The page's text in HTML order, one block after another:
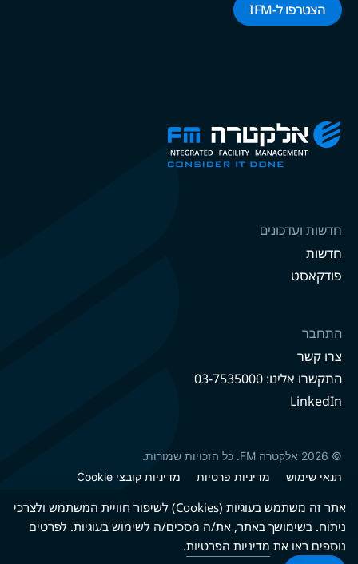
הצטרפו ל-‌‌IFM‌‌
חדשות ועדכונים
חדשות
פודקאסט
התחבר
צרו קשר
התקשרו אלינו: 03-7535000
LinkedIn
© 2026 אלקטרה FM. כל הזכויות שמורות.
תנאי שימוש
מדיניות פרטיות
מדיניות קובצי Cookie
גרסה עברית גרסה אנגלית
אתר זה משתמש בעוגיות (Cookies) לשיפור חוויית המשתמש ולצרכי
ניתוח. בשימושך באתר, את/ה מסכים/ה לשימוש בעוגיות. לפרטים
נוספים ראו את מדיניות הפרטיות.